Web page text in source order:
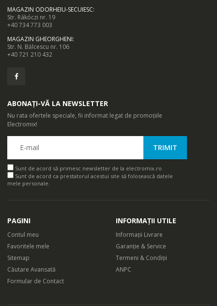
MAGAZIN ODORHEIU-SECUIESC:
Str. Rákóczi nr. 19
+40 734 773 003
MAGAZIN GHEORGHENI:
Str. N. Bălcescu nr. 106
+40 721 210 432
ABONAȚI-VĂ LA NEWSLETTER
Nu rata ofertele speciale, fii informat legat de promoțiile
Electromix!
Sunt de acord să primesc newsletter de la electromix.ro
Sunt de acord ca prestatorul acestui site să folosească datele
mele personale.
PAGINI
Contul meu
Favoritele mele
Sitemap
Căutare Avansată
Formular de Contact
INFORMAȚII UTILE
Informații Livrare
Garanție & Service
Termeni & Condiții
ANPC